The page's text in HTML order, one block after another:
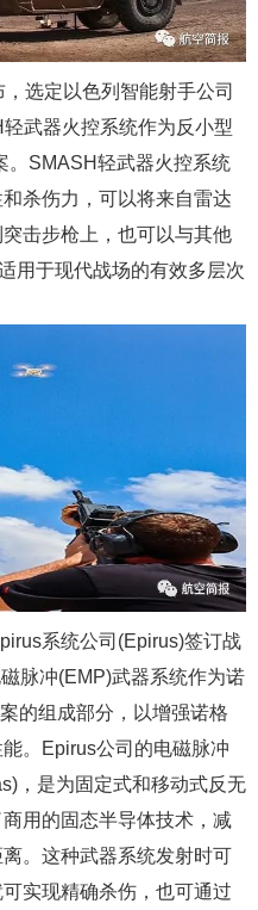
选定以色列智能射手公司
武器火控系统作为反小型
。SMASH轻武器火控系统
杀伤力，可以将来自雷达
击步枪上，也可以与其他
用于现代战场的有效多层次
系统公司(Epirus)签订战
脉冲(EMP)武器系统作为诺
的组成部分，以增强诺格
。Epirus公司的电磁脉冲
，是为固定式和移动式反无
用的固态半导体技术，减
。这种武器系统发射时可
实现精确杀伤，也可通过